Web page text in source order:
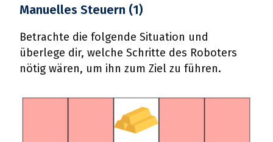
Manuelles Steuern (1)
Betrachte die folgende Situation und
überlege dir, welche Schritte des Roboters
nötig wären, um ihn zum Ziel zu führen.